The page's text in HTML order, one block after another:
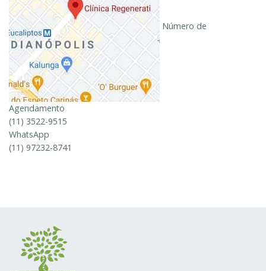
Número de
Agendamento
(11) 3522-9515
WhatsApp
(11) 97232-8741